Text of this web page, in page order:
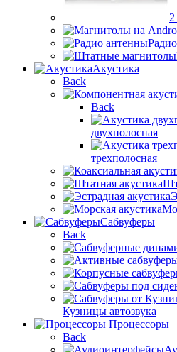
Акустика
Back
Back
двухполосная
трехполосная
Сабвуферы
Back
Кузницы автозвука
Процессоры
Back